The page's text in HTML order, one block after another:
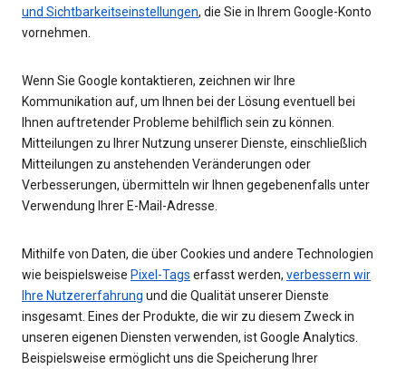
und Sichtbarkeitseinstellungen, die Sie in Ihrem Google-Konto
vornehmen.
Wenn Sie Google kontaktieren, zeichnen wir Ihre
Kommunikation auf, um Ihnen bei der Lösung eventuell bei
Ihnen auftretender Probleme behilflich sein zu können.
Mitteilungen zu Ihrer Nutzung unserer Dienste, einschließlich
Mitteilungen zu anstehenden Veränderungen oder
Verbesserungen, übermitteln wir Ihnen gegebenenfalls unter
Verwendung Ihrer E-Mail-Adresse.
Mithilfe von Daten, die über Cookies und andere Technologien
wie beispielsweise Pixel-Tags erfasst werden, verbessern wir
Ihre Nutzererfahrung und die Qualität unserer Dienste
insgesamt. Eines der Produkte, die wir zu diesem Zweck in
unseren eigenen Diensten verwenden, ist Google Analytics.
Beispielsweise ermöglicht uns die Speicherung Ihrer